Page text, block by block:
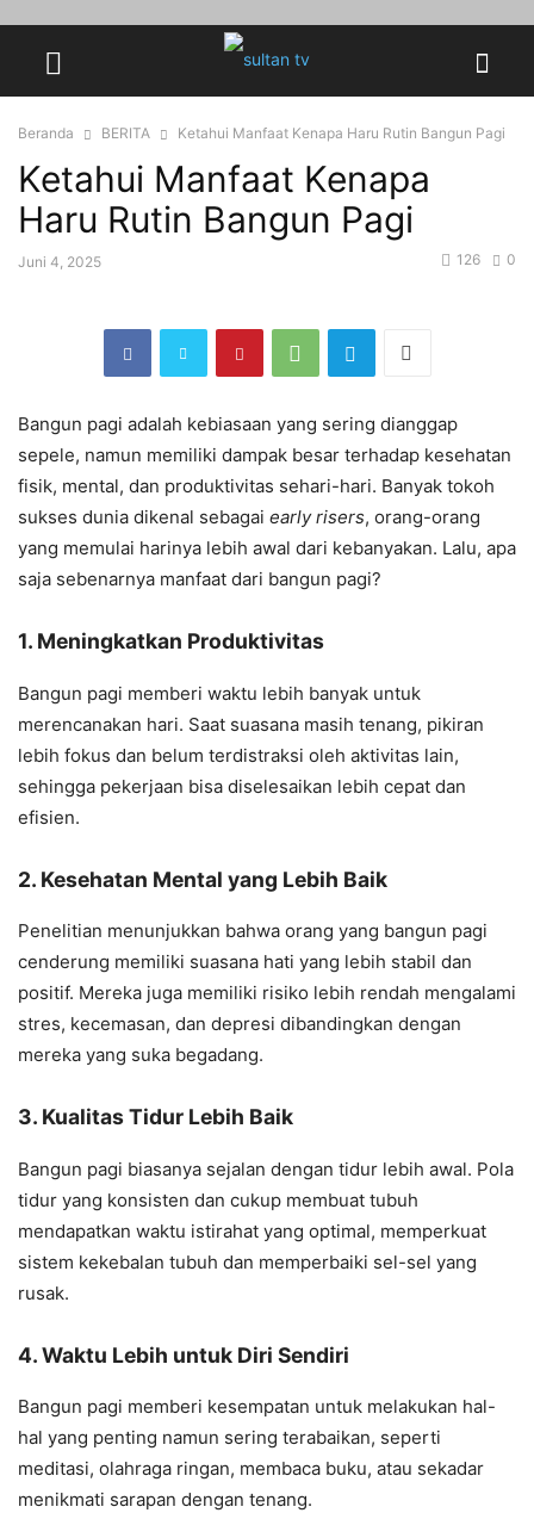
Beranda BERITA Ketahui Manfaat Kenapa Haru Rutin Bangun Pagi
Ketahui Manfaat Kenapa
Haru Rutin Bangun Pagi
Juni 4, 2025 0
126
Bangun pagi adalah kebiasaan yang sering dianggap
sepele, namun memiliki dampak besar terhadap kesehatan
fisik, mental, dan produktivitas sehari-hari. Banyak tokoh
sukses dunia dikenal sebagai early risers, orang-orang
yang memulai harinya lebih awal dari kebanyakan. Lalu, apa
saja sebenarnya manfaat dari bangun pagi?
1. Meningkatkan Produktivitas
Bangun pagi memberi waktu lebih banyak untuk
merencanakan hari. Saat suasana masih tenang, pikiran
lebih fokus dan belum terdistraksi oleh aktivitas lain,
sehingga pekerjaan bisa diselesaikan lebih cepat dan
efisien.
2. Kesehatan Mental yang Lebih Baik
Penelitian menunjukkan bahwa orang yang bangun pagi
cenderung memiliki suasana hati yang lebih stabil dan
positif. Mereka juga memiliki risiko lebih rendah mengalami
stres, kecemasan, dan depresi dibandingkan dengan
mereka yang suka begadang.
3. Kualitas Tidur Lebih Baik
Bangun pagi biasanya sejalan dengan tidur lebih awal. Pola
tidur yang konsisten dan cukup membuat tubuh
mendapatkan waktu istirahat yang optimal, memperkuat
sistem kekebalan tubuh dan memperbaiki sel-sel yang
rusak.
4.Waktu Lebih untuk Diri Sendiri
Bangun pagi memberi kesempatan untuk melakukan hal-
hal yang penting namun sering terabaikan, seperti
meditasi, olahraga ringan, membaca buku, atau sekadar
menikmati sarapan dengan tenang.